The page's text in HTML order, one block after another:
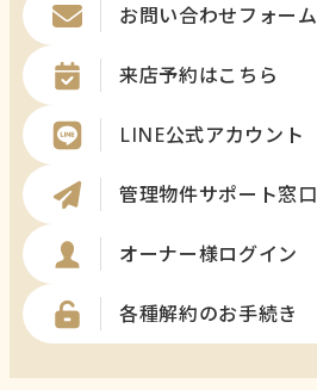
お問い合わせフォーム
来店予約はこちら
LINE公式アカウント
管理物件サポート窓口
オーナー様ログイン
各種解約のお手続き